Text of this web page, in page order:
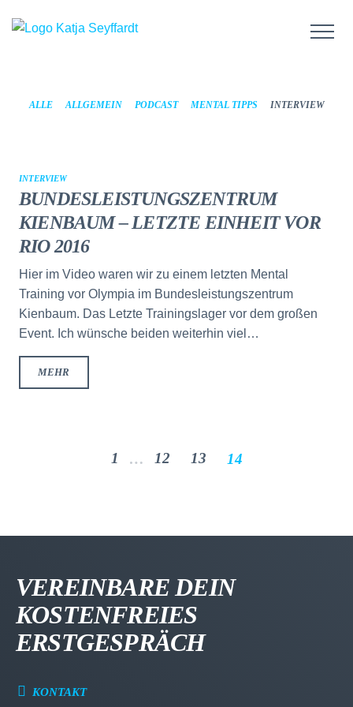
ALLE ALLGEMEIN PODCAST MENTAL TIPPS INTERVIEW
INTERVIEW
BUNDESLEISTUNGSZENTRUM
KIENBAUM – LETZTE EINHEIT VOR
RIO 2016
Hier im Video waren wir zu einem letzten Mental
Training vor Olympia im Bundesleistungszentrum
Kienbaum. Das Letzte Trainingslager vor dem großen
Event. Ich wünsche beiden weiterhin viel…
MEHR
1 … 12 13 14
VEREINBARE DEIN
KOSTENFREIES
ERSTGESPRÄCH
KONTAKT